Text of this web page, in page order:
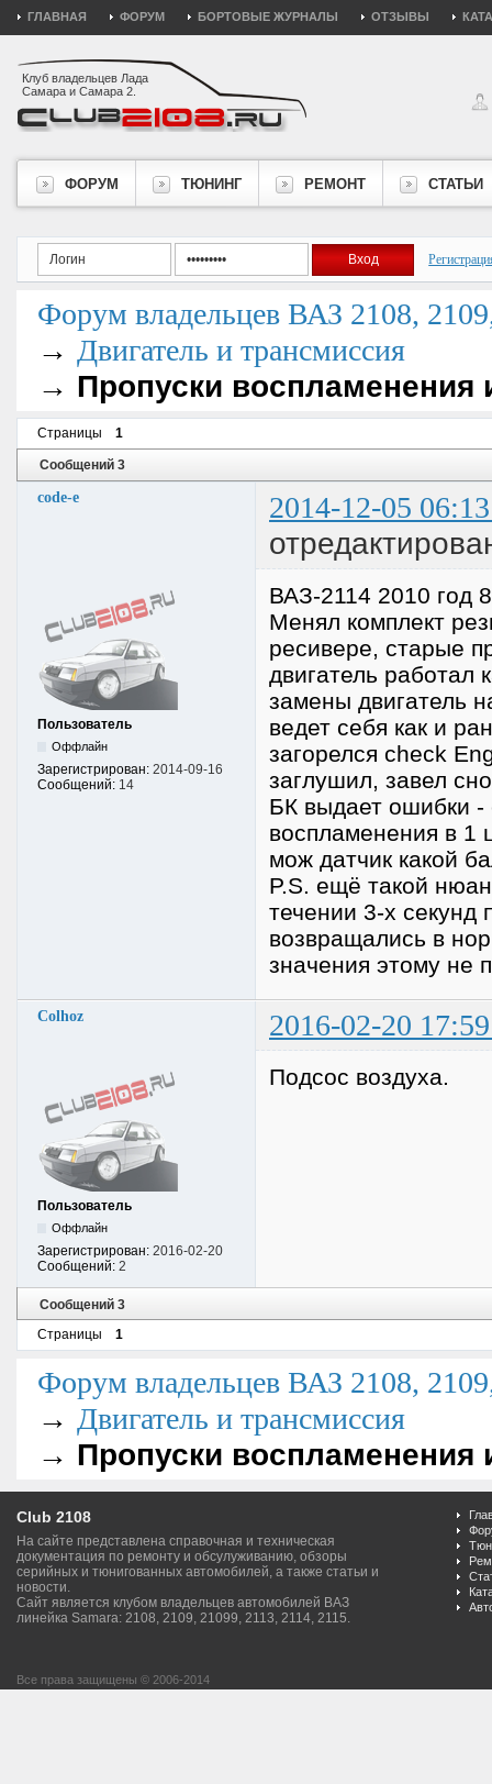
ГЛАВНАЯ ФОРУМ БОРТОВЫЕ ЖУРНАЛЫ ОТЗЫВЫ
Клуб владельцев Лада
Самара и Самара 2.
ФОРУМ ТЮНИНГ РЕМОНТ СТАТЬИ
Форум владельцев ВАЗ 2108,
→ Двигатель и трансмиссия
→ Пропуски
Страницы 1
Сообщений 3
code-e 2014-12-05
Пользователь
Оффлайн
Зарегистрирован: 2014-09-16
Сообщений: 14
ВАЗ-2114 2010 год
Менял комплект
ресивере, старые
двигатель работал
замены двигатель
ведет себя как и
загорелся check
заглушил, завел
БК выдает ошибки -
воспламенения в 1
мож датчик какой
P.S. ещё такой
течении 3-х секунд
возвращались в
значения этому не
Colhoz 2016-02-20
Пользователь
Оффлайн
Зарегистрирован: 2016-02-20
Сообщений: 2
Подсос воздуха.
Сообщений 3
Страницы
1
Форум владельцев ВАЗ 2108,
→ Двигатель и трансмиссия
→ Пропуски
Club 2108
На сайте представлена справочная и техническая
документация по ремонту и обсулуживанию, обзоры
серийных и тюнигованных автомобилей, а также статьи и
новости.
Сайт является клубом владельцев автомобилей ВАЗ
линейка Samara: 2108, 2109, 21099, 2113, 2114, 2115.
Все права защищены © 2006-2014